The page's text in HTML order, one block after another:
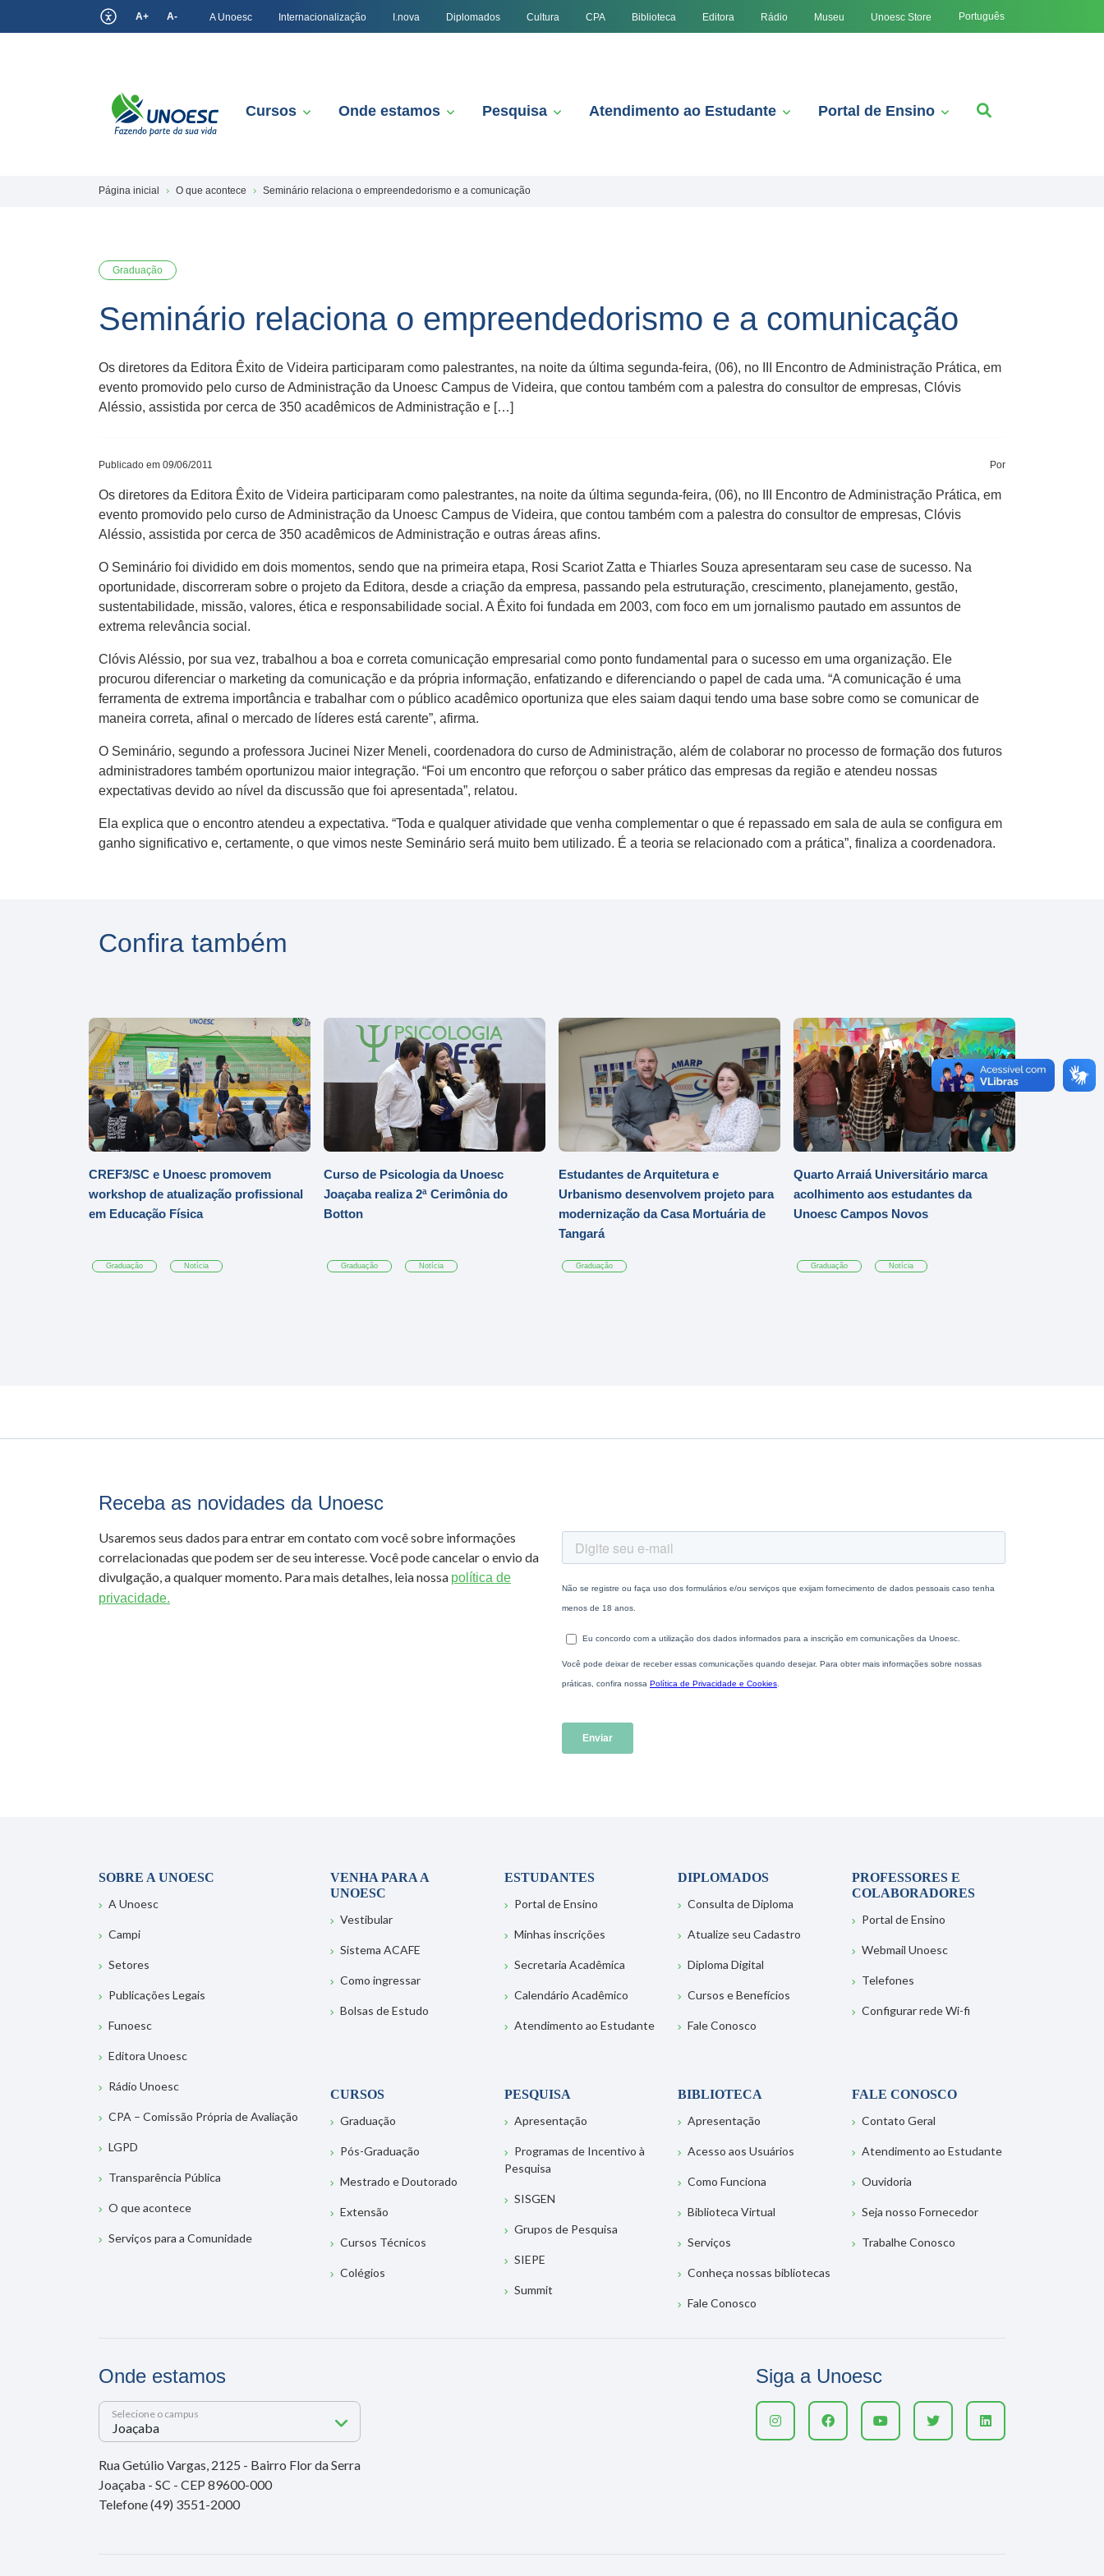
A+ A- A Unoesc Internacionalização I.nova Diplomados Cultura CPA Biblioteca Editora Rádio Museu Unoesc Store Português
Cursos Onde estamos Pesquisa Atendimento ao Estudante Portal de Ensino
Página inicial O que acontece Seminário relaciona o empreendedorismo e a comunicação
Graduação
Seminário relaciona o empreendedorismo e a comunicação
Os diretores da Editora Êxito de Videira participaram como palestrantes, na noite da última segunda-feira, (06), no III Encontro de Administração Prática, em
evento promovido pelo curso de Administração da Unoesc Campus de Videira, que contou também com a palestra do consultor de empresas, Clóvis
Aléssio, assistida por cerca de 350 acadêmicos de Administração e […]
Publicado em 09/06/2011 Por
Os diretores da Editora Êxito de Videira participaram como palestrantes, na noite da última segunda-feira, (06), no III Encontro de Administração Prática, em
evento promovido pelo curso de Administração da Unoesc Campus de Videira, que contou também com a palestra do consultor de empresas, Clóvis
Aléssio, assistida por cerca de 350 acadêmicos de Administração e outras áreas afins.
O Seminário foi dividido em dois momentos, sendo que na primeira etapa, Rosi Scariot Zatta e Thiarles Souza apresentaram seu case de sucesso. Na
oportunidade, discorreram sobre o projeto da Editora, desde a criação da empresa, passando pela estruturação, crescimento, planejamento, gestão,
sustentabilidade, missão, valores, ética e responsabilidade social. A Êxito foi fundada em 2003, com foco em um jornalismo pautado em assuntos de
extrema relevância social.
Clóvis Aléssio, por sua vez, trabalhou a boa e correta comunicação empresarial como ponto fundamental para o sucesso em uma organização. Ele
procurou diferenciar o marketing da comunicação e da própria informação, enfatizando e diferenciando o papel de cada uma. “A comunicação é uma
ferramenta de extrema importância e trabalhar com o público acadêmico oportuniza que eles saiam daqui tendo uma base sobre como se comunicar de
maneira correta, afinal o mercado de líderes está carente”, afirma.
O Seminário, segundo a professora Jucinei Nizer Meneli, coordenadora do curso de Administração, além de colaborar no processo de formação dos futuros
administradores também oportunizou maior integração. “Foi um encontro que reforçou o saber prático das empresas da região e atendeu nossas
expectativas devido ao nível da discussão que foi apresentada”, relatou.
Ela explica que o encontro atendeu a expectativa. “Toda e qualquer atividade que venha complementar o que é repassado em sala de aula se configura em
ganho significativo e, certamente, o que vimos neste Seminário será muito bem utilizado. É a teoria se relacionado com a prática”, finaliza a coordenadora.
Confira também
CREF3/SC e Unoesc promovem
workshop de atualização profissional
em Educação Física
Graduação Notícia
Curso de Psicologia da Unoesc
Joaçaba realiza 2ª Cerimônia do
Botton
Graduação Notícia
Estudantes de Arquitetura e
Urbanismo desenvolvem projeto para
modernização da Casa Mortuária de
Tangará
Graduação
Quarto Arraiá Universitário marca
acolhimento aos estudantes da
Unoesc Campos Novos
Graduação Notícia
Receba as novidades da Unoesc
Usaremos seus dados para entrar em contato com você sobre informações
correlacionadas que podem ser de seu interesse. Você pode cancelar o envio da
divulgação, a qualquer momento. Para mais detalhes, leia nossa política de
privacidade.
SOBRE A UNOESC
A Unoesc
Campi
Setores
Publicações Legais
Funoesc
Editora Unoesc
Rádio Unoesc
CPA – Comissão Própria de Avaliação
LGPD
Transparência Pública
O que acontece
Serviços para a Comunidade
VENHA PARA A
UNOESC
Vestibular
Sistema ACAFE
Como ingressar
Bolsas de Estudo
ESTUDANTES
Portal de Ensino
Minhas inscrições
Secretaria Acadêmica
Calendário Acadêmico
Atendimento ao Estudante
DIPLOMADOS
Consulta de Diploma
Atualize seu Cadastro
Diploma Digital
Cursos e Benefícios
Fale Conosco
PROFESSORES E
COLABORADORES
Portal de Ensino
Webmail Unoesc
Telefones
Configurar rede Wi-fi
CURSOS
Graduação
Pós-Graduação
Mestrado e Doutorado
Extensão
Cursos Técnicos
Colégios
PESQUISA
Apresentação
Programas de Incentivo à
Pesquisa
SISGEN
Grupos de Pesquisa
SIEPE
Summit
BIBLIOTECA
Apresentação
Acesso aos Usuários
Como Funciona
Biblioteca Virtual
Serviços
Conheça nossas bibliotecas
Fale Conosco
FALE CONOSCO
Contato Geral
Atendimento ao Estudante
Ouvidoria
Seja nosso Fornecedor
Trabalhe Conosco
Onde estamos
Selecione o campus
Rua Getúlio Vargas, 2125 - Bairro Flor da Serra
Joaçaba - SC - CEP 89600-000
Telefone (49) 3551-2000
Siga a Unoesc